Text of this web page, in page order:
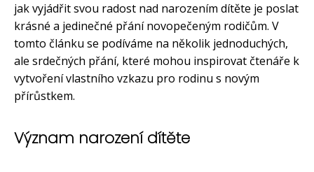
jak vyjádřit svou radost nad narozením dítěte je poslat
krásné a jedinečné přání novopečeným rodičům. V
tomto článku se podíváme na několik jednoduchých,
ale srdečných přání, které mohou inspirovat čtenáře k
vytvoření vlastního vzkazu pro rodinu s novým
přírůstkem.
Význam narození dítěte